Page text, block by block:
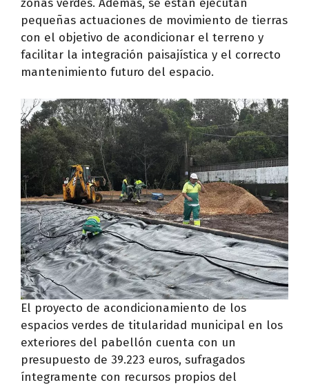
zonas verdes. Además, se están ejecutan
pequeñas actuaciones de movimiento de tierras
con el objetivo de acondicionar el terreno y
facilitar la integración paisajística y el correcto
mantenimiento futuro del espacio.
El proyecto de acondicionamiento de los
espacios verdes de titularidad municipal en los
exteriores del pabellón cuenta con un
presupuesto de 39.223 euros, sufragados
íntegramente con recursos propios del